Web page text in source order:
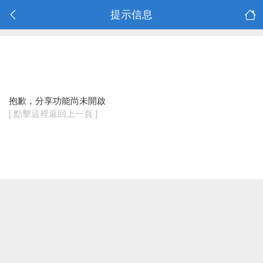
提示信息
抱歉，分享功能尚未開啟
[ 點擊這裡返回上一頁 ]